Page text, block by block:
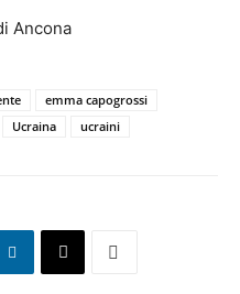
Ancona
emma capogrossi
Ucraina ucraini